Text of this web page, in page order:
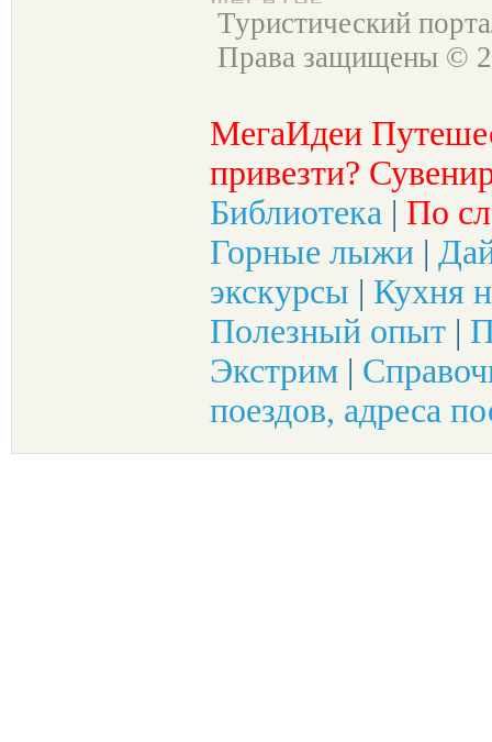
Туристический
Права защищены ©
МегаИдеи
привезти?
Библиотека | По
Горные лыжи |
экскурсы | Кухня
Полезный опыт |
Экстрим |
поездов, адреса